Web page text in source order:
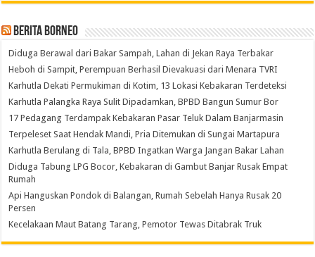
Berita Borneo
Diduga Berawal dari Bakar Sampah, Lahan di Jekan Raya Terbakar
Heboh di Sampit, Perempuan Berhasil Dievakuasi dari Menara TVRI
Karhutla Dekati Permukiman di Kotim, 13 Lokasi Kebakaran Terdeteksi
Karhutla Palangka Raya Sulit Dipadamkan, BPBD Bangun Sumur Bor
17 Pedagang Terdampak Kebakaran Pasar Teluk Dalam Banjarmasin
Terpeleset Saat Hendak Mandi, Pria Ditemukan di Sungai Martapura
Karhutla Berulang di Tala, BPBD Ingatkan Warga Jangan Bakar Lahan
Diduga Tabung LPG Bocor, Kebakaran di Gambut Banjar Rusak Empat
Rumah
Api Hanguskan Pondok di Balangan, Rumah Sebelah Hanya Rusak 20
Persen
Kecelakaan Maut Batang Tarang, Pemotor Tewas Ditabrak Truk